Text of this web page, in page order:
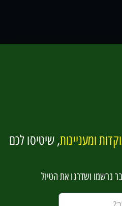
בקליק אחד
ומעניינות, שיטיסו לכם
נרשמו ושדרגו את הטיול